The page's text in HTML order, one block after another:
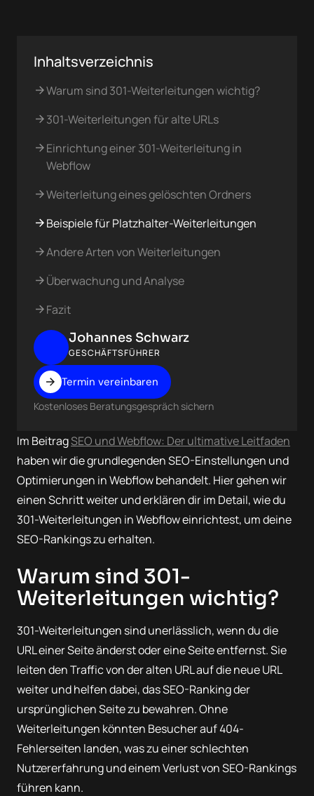
Inhaltsverzeichnis
Warum sind 301-Weiterleitungen wichtig?
301-Weiterleitungen für alte URLs
Einrichtung einer 301-Weiterleitung in
Webflow
Weiterleitung eines gelöschten Ordners
Beispiele für Platzhalter-Weiterleitungen
Andere Arten von Weiterleitungen
Überwachung und Analyse
Fazit
Johannes Schwarz
GESCHÄFTSFÜHRER
Termin vereinbaren
Kostenloses Beratungsgespräch sichern
Im BeitragSEO und Webflow: Der ultimative Leitfaden
haben wir die grundlegenden SEO-Einstellungen und
Optimierungen in Webflow behandelt. Hier gehen wir
einen Schritt weiter und erklären dir im Detail, wie du
301-Weiterleitungen in Webflow einrichtest, um deine
SEO-Rankings zu erhalten.
Warum sind 301-
Weiterleitungen wichtig?
301-Weiterleitungen sind unerlässlich, wenn du die
URL einer Seite änderst oder eine Seite entfernst. Sie
leiten den Traffic von der alten URL auf die neue URL
weiter und helfen dabei, das SEO-Ranking der
ursprünglichen Seite zu bewahren. Ohne
Weiterleitungen könnten Besucher auf 404-
Fehlerseiten landen, was zu einer schlechten
Nutzererfahrung und einem Verlust von SEO-Rankings
führen kann.